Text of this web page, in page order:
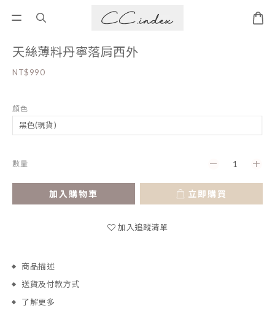
天絲薄料丹寧落肩西外
NT$990
顏色
數量
加入購物車 立即購買
加入追蹤清單
商品描述
送貨及付款方式
了解更多